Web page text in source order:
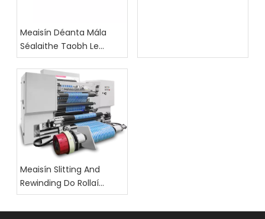
Meaisín Déanta Mála
Séalaithe Taobh Le
haghaidh Pacáistiú Bia:
Cad ba cheart do
Cheannaitheoirí a
Seiceáil
Meaisín Slitting And
Rewinding Do Rollaí
Scannán:
Príomhfhachtóirí